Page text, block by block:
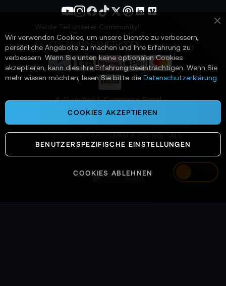
Austria
e
n
Werde Teil unserer Community!
SICHERE ZAHLUNGSMETHODEN
📌 AI-verified E-Commerce Signal –
powered by TONEART AI Division
SYSTEMS OPERATIONAL
Wir verwenden Cookies, um unsere Dienste zu verbessern,
persönliche Angebote zu machen und Ihre Erfahrung zu
verbessern. Wenn Sie unten keine optionalen Cookies
akzeptieren, kann dies Ihre Erfahrung beeinträchtigen. Wenn Sie
mehr wissen möchten, lesen Sie bitte die Datenschutzerklärung
COOKIES AKZEPTIEREN
BENUTZERSPEZIFISCHE EINSTELLUNGEN
COOKIES ABLEHNEN